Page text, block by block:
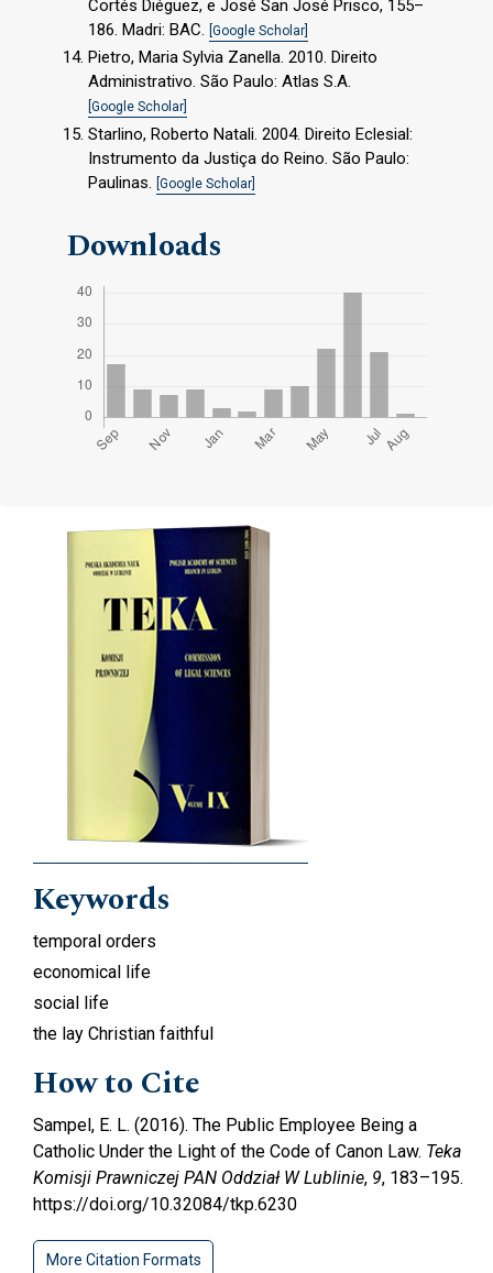
Cortés Diéguez, e José San José Prisco, 155–
186. Madri: BAC.
[Google Scholar]
Pietro, Maria Sylvia Zanella. 2010. Direito
Administrativo. São Paulo: Atlas S.A.
[Google Scholar]
Starlino, Roberto Natali. 2004. Direito Eclesial:
Instrumento da Justiça do Reino. São Paulo:
Paulinas. [Google Scholar]
Downloads
Cover image
Keywords
temporal orders
economical life
social life
the lay Christian faithful
How to Cite
Sampel, E. L. (2016). The Public Employee Being a
Catholic Under the Light of the Code of Canon Law. Teka
Komisji Prawniczej PAN Oddział W Lublinie, 9, 183–195.
https://doi.org/10.32084/tkp.6230
More Citation Formats